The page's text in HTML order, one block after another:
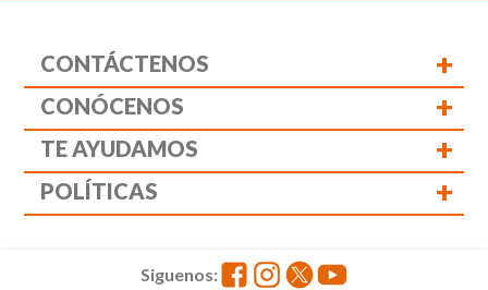
CONTÁCTENOS +
CONÓCENOS +
TE AYUDAMOS +
POLÍTICAS +
Siguenos: